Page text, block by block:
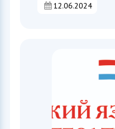
12.06.2024